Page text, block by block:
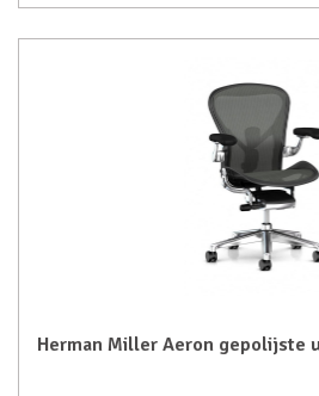
Herman Miller Aeron gepolijste